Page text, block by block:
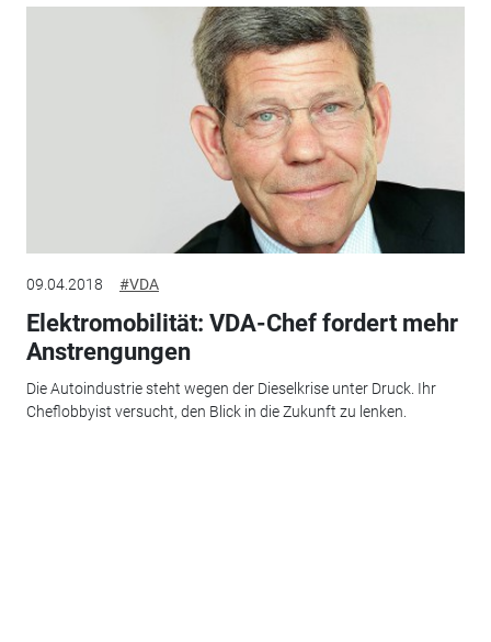
09.04.2018 #VDA
Elektromobilität: VDA-Chef fordert mehr
Anstrengungen
Die Autoindustrie steht wegen der Dieselkrise unter Druck. Ihr
Cheflobbyist versucht, den Blick in die Zukunft zu lenken.